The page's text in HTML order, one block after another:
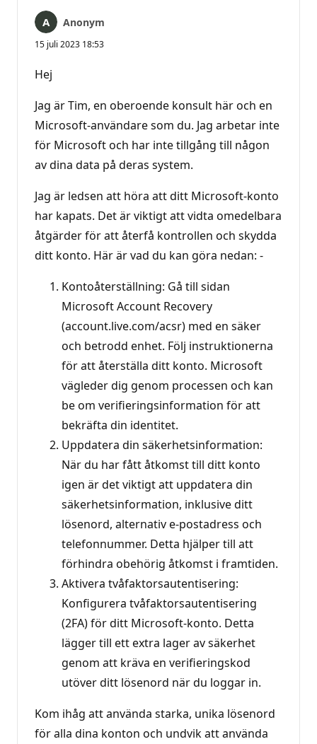
Anonym
15 juli 2023 18:53
Hej
Jag är Tim, en oberoende konsult här och en
Microsoft-användare som du. Jag arbetar inte
för Microsoft och har inte tillgång till någon
av dina data på deras system.
Jag är ledsen att höra att ditt Microsoft-konto
har kapats. Det är viktigt att vidta omedelbara
åtgärder för att återfå kontrollen och skydda
ditt konto. Här är vad du kan göra nedan: -
Kontoåterställning: Gå till sidan
Microsoft Account Recovery
(account.live.com/acsr) med en säker
och betrodd enhet. Följ instruktionerna
för att återställa ditt konto. Microsoft
vägleder dig genom processen och kan
be om verifieringsinformation för att
bekräfta din identitet.
Uppdatera din säkerhetsinformation:
När du har fått åtkomst till ditt konto
igen är det viktigt att uppdatera din
säkerhetsinformation, inklusive ditt
lösenord, alternativ e-postadress och
telefonnummer. Detta hjälper till att
förhindra obehörig åtkomst i framtiden.
Aktivera tvåfaktorsautentisering:
Konfigurera tvåfaktorsautentisering
(2FA) för ditt Microsoft-konto. Detta
lägger till ett extra lager av säkerhet
genom att kräva en verifieringskod
utöver ditt lösenord när du loggar in.
Kom ihåg att använda starka, unika lösenord
för alla dina konton och undvik att använda